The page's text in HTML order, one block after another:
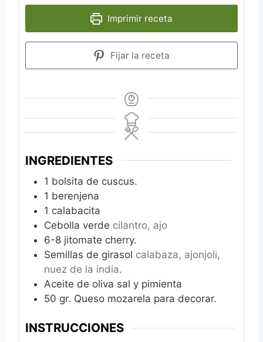
Imprimir receta
Fijar la receta
INGREDIENTES
1 bolsita de cuscus.
1 berenjena
1 calabacita
Cebolla verde cilantro, ajo
6-8 jitomate cherry.
Semillas de girasol calabaza, ajonjoli,
nuez de la india.
Aceite de oliva sal y pimienta
50 gr. Queso mozarela para decorar.
INSTRUCCIONES